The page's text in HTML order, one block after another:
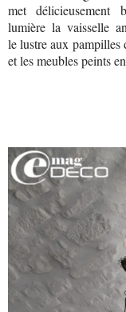
met délicieusement
lumière la vaisselle
le lustre aux pampilles
et les meubles peints